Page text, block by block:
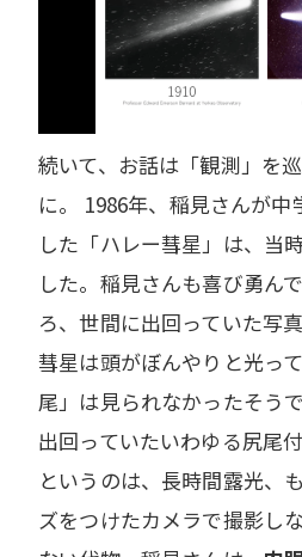
続いて、お話は「観測」を
に。 1986年、稲見さんが
した「ハレー彗星」は、当
した。稲見さんも喜び勇ん
ろ、世間に出回っていた写
彗星は頭がぼんやりと光っ
尾」は見られなかったそう
出回っていたいわゆる尻尾
というのは、長時間露光、
ズをつけたカメラで撮影し